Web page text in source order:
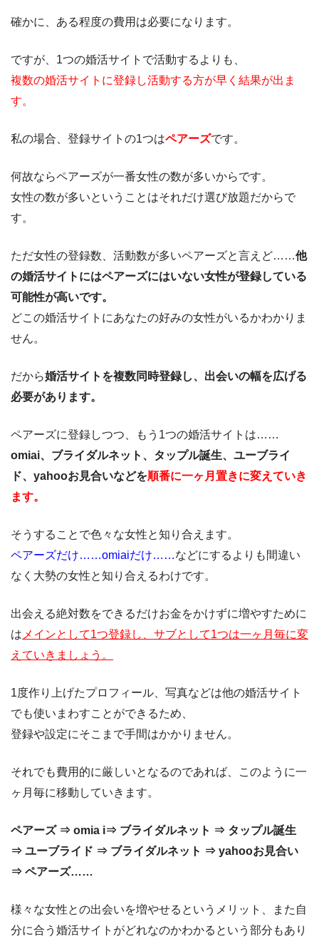
確かに、ある程度の費用は必要になります。
ですが、1つの婚活サイトで活動するよりも、
複数の婚活サイトに登録し活動する方が早く結果が出ま
す。
私の場合、登録サイトの1つはペアーズです。
何故ならペアーズが一番女性の数が多いからです。
女性の数が多いということはそれだけ選び放題だからで
す。
ただ女性の登録数、活動数が多いペアーズと言えど……他
の婚活サイトにはペアーズにはいない女性が登録している
可能性が高いです。
どこの婚活サイトにあなたの好みの女性がいるかわかりま
せん。
だから婚活サイトを複数同時登録し、出会いの幅を広げる
必要があります。
ペアーズに登録しつつ、もう1つの婚活サイトは……
omiai、ブライダルネット、タップル誕生、ユーブライ
ド、yahooお見合いなどを順番に一ヶ月置きに変えていき
ます。
そうすることで色々な女性と知り合えます。
ペアーズだけ……omiaiだけ……などにするよりも間違い
なく大勢の女性と知り合えるわけです。
出会える絶対数をできるだけお金をかけずに増やすために
は メインとして1つ登録し、サブとして1つは一ヶ月毎に変
えていきましょう。
1度作り上げたプロフィール、写真などは他の婚活サイト
でも使いまわすことができるため、
登録や設定にそこまで手間はかかりません。
それでも費用的に厳しいとなるのであれば、このように一
ヶ月毎に移動していきます。
ペアーズ ⇒ omia i⇒ ブライダルネット ⇒ タップル誕生
⇒ ユーブライド ⇒ ブライダルネット ⇒ yahooお見合い
⇒ ペアーズ……
様々な女性との出会いを増やせるというメリット、また自
分に合う婚活サイトがどれなのかわかるという部分もあり